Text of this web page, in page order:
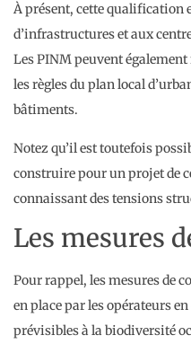
À présent, cette qualification
d’infrastructures et aux
Les PINM peuvent
les règles du plan local
bâtiments.
Notez qu’il est toutefois
construire pour un projet de
connaissant des tensions
Les mesures
Pour rappel, les mesures de
en place par les opérateurs
prévisibles à la biodiversité